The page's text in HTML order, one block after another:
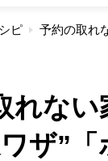
ピ
れない
ザ”